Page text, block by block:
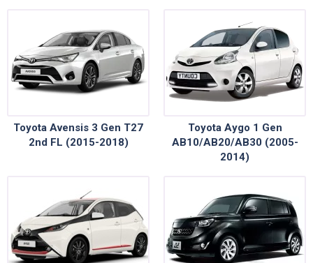
Toyota Avensis 3 Gen T27
2nd FL (2015-2018)
Toyota Aygo 1 Gen
AB10/AB20/AB30 (2005-
2014)